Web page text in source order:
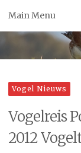
Main Menu
Vogel Nieuws
Vogelreis
2012